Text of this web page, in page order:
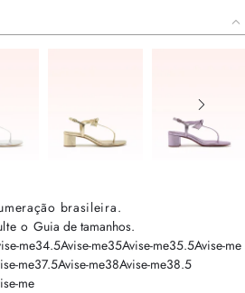
brasileira.
o Guia de tamanhos.
me34.5Avise-me35Avise-me35.5Avise-me
me37.5Avise-me38Avise-me38.5
me